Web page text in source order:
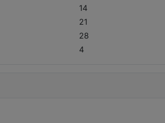
14
21
28
4